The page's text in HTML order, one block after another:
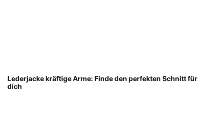
Lederjacke kräftige Arme: Finde den perfekten Schnitt für
dich